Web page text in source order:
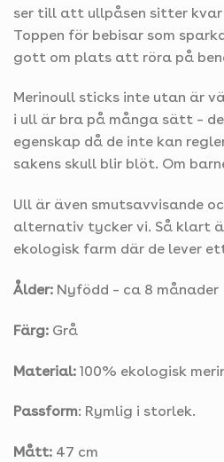
ser till att ullpåsen sitter kvar
Toppen för bebisar som
gott om plats att röra på
Merinoull sticks inte utan är
i ull är bra på många sätt –
egenskap då de inte kan
sakens skull blir blöt. Om
Ull är även smutsavvisande
alternativ tycker vi. Så klart
ekologisk farm där de lever
Ålder: Nyfödd – ca 8 månader
Färg: Grå
Material: 100% ekologisk
Passform: Rymlig i storlek.
Mått: 47 cm